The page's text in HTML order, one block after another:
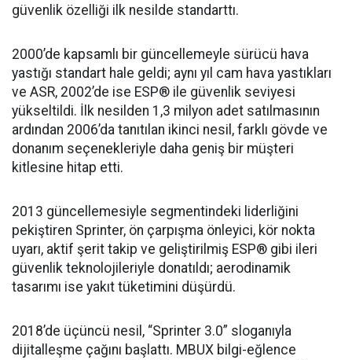
güvenlik özelliği ilk nesilde standarttı.
2000’de kapsamlı bir güncellemeyle sürücü hava
yastığı standart hale geldi; aynı yıl cam hava yastıkları
ve ASR, 2002’de ise ESP® ile güvenlik seviyesi
yükseltildi. İlk nesilden 1,3 milyon adet satılmasının
ardından 2006’da tanıtılan ikinci nesil, farklı gövde ve
donanım seçenekleriyle daha geniş bir müşteri
kitlesine hitap etti.
2013 güncellemesiyle segmentindeki liderliğini
pekiştiren Sprinter, ön çarpışma önleyici, kör nokta
uyarı, aktif şerit takip ve geliştirilmiş ESP® gibi ileri
güvenlik teknolojileriyle donatıldı; aerodinamik
tasarımı ise yakıt tüketimini düşürdü.
2018’de üçüncü nesil, “Sprinter 3.0” sloganıyla
dijitalleşme çağını başlattı. MBUX bilgi-eğlence